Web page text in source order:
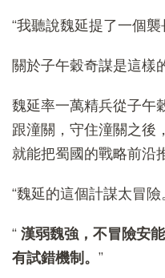
“我聽說魏延提了一個
關於子午穀奇謀是這樣
魏延率一萬精兵從子午
跟潼關，守住潼關之後
就能把蜀國的戰略前沿
“魏延的這個計謀太冒險
“ 漢弱魏強，不冒險安
有試錯機制。 ”